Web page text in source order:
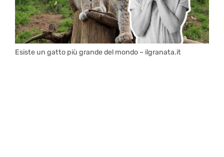
Esiste un gatto più grande del mondo – ilgranata.it